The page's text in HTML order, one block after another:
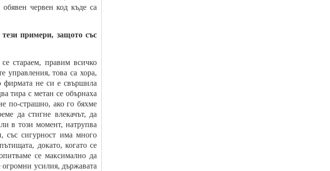
червен код къде са
примери, защото със
стараем, правим всичко
управления, това са хора,
фирмата не си е свършила
тира с метан се обърнаха
по-страшно, ако го бяхме
да стигне влекачът, да
в този момент, натрупва
със сигурност има много
докато, когато се
се максимално да
огромни усилия, държавата